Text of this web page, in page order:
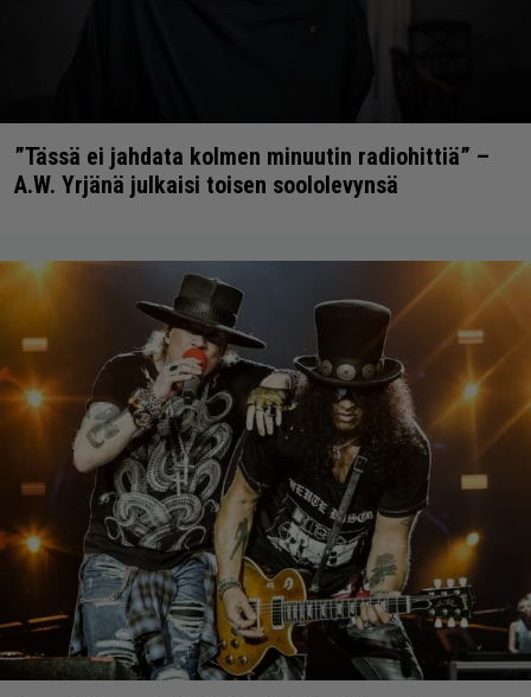
”Tässä ei jahdata kolmen minuutin radiohittiä” –
A.W. Yrjänä julkaisi toisen soololevynsä